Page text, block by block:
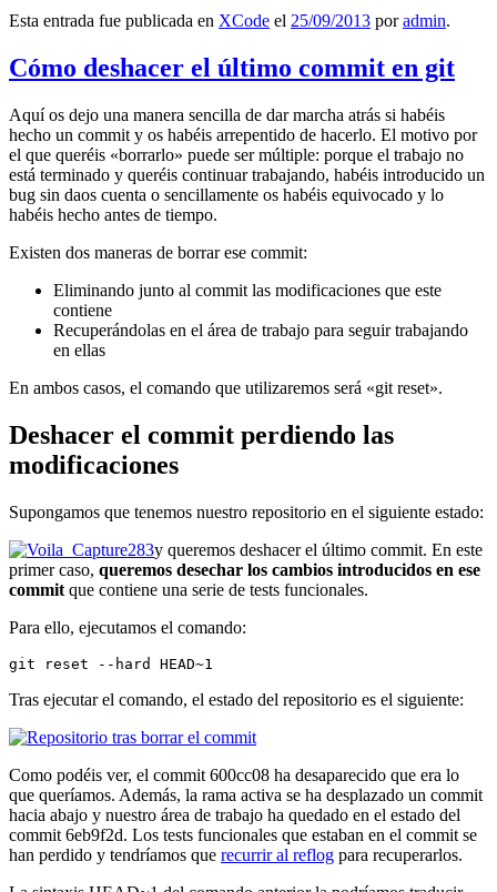
Esta entrada fue publicada en XCode el 25/09/2013 poradmin.
Cómo deshacer el último commit en git
Aquí os dejo una manera sencilla de dar marcha atrás si habéis
hecho un commit y os habéis arrepentido de hacerlo. El motivo por
el que queréis «borrarlo» puede ser múltiple: porque el trabajo no
está terminado y queréis continuar trabajando, habéis introducido un
bug sin daos cuenta o sencillamente os habéis equivocado y lo
habéis hecho antes de tiempo.
Existen dos maneras de borrar ese commit:
Eliminando junto al commit las modificaciones que este
contiene
Recuperándolas en el área de trabajo para seguir trabajando
en ellas
En ambos casos, el comando que utilizaremos será «git reset».
Deshacer el commit perdiendo las
modificaciones
Supongamos que tenemos nuestro repositorio en el siguiente estado:
y queremos deshacer el último commit. En este
primer caso, queremos desechar los cambios introducidos en ese
commit que contiene una serie de tests funcionales.
Para ello, ejecutamos el comando:
git reset --hard HEAD~1
Tras ejecutar el comando, el estado del repositorio es el siguiente:
Como podéis ver, el commit 600cc08 ha desaparecido que era lo
que queríamos. Además, la rama activa se ha desplazado un commit
hacia abajo y nuestro área de trabajo ha quedado en el estado del
commit 6eb9f2d. Los tests funcionales que estaban en el commit se
han perdido y tendríamos que recurrir al reflog para recuperarlos.